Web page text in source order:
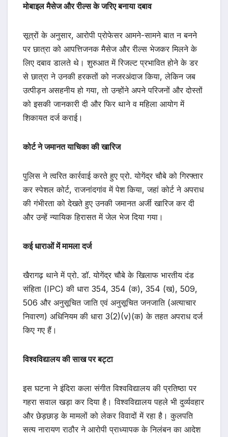
मोबाइल मैसेज और रील्स के जरिए बनाया दबाव
सूत्रों के अनुसार, आरोपी प्रोफेसर आमने-सामने बात न बनने
पर छात्रा को आपत्तिजनक मैसेज और रील्स भेजकर मिलने के
लिए दबाव डालते थे। शुरुआत में रिजल्ट प्रभावित होने के डर
से छात्रा ने उनकी हरकतों को नजरअंदाज किया, लेकिन जब
उत्पीड़न असहनीय हो गया, तो उन्होंने अपने परिजनों और दोस्तों
को इसकी जानकारी दी और फिर थाने व महिला आयोग में
शिकायत दर्ज कराई।
कोर्ट ने जमानत याचिका की खारिज
पुलिस ने त्वरित कार्रवाई करते हुए प्रो. योगेंद्र चौबे को गिरफ्तार
कर स्पेशल कोर्ट, राजनांदगांव में पेश किया, जहां कोर्ट ने अपराध
की गंभीरता को देखते हुए उनकी जमानत अर्जी खारिज कर दी
और उन्हें न्यायिक हिरासत में जेल भेज दिया गया।
कई धाराओं में मामला दर्ज
खैरागढ़ थाने में प्रो. डॉ. योगेंद्र चौबे के खिलाफ भारतीय दंड
संहिता (IPC) की धारा 354, 354 (क), 354 (ख), 509,
506 और अनुसूचित जाति एवं अनुसूचित जनजाति (अत्याचार
निवारण) अधिनियम की धारा 3(2)(v)(क) के तहत अपराध दर्ज
किए गए हैं।
विश्वविद्यालय की साख पर बट्टा
इस घटना ने इंदिरा कला संगीत विश्वविद्यालय की प्रतिष्ठा पर
गहरा सवाल खड़ा कर दिया है। विश्वविद्यालय पहले भी दुर्व्यवहार
और छेड़छाड़ के मामलों को लेकर विवादों में रहा है। कुलपति
सत्य नारायण राठौर ने आरोपी प्राध्यापक के निलंबन का आदेश